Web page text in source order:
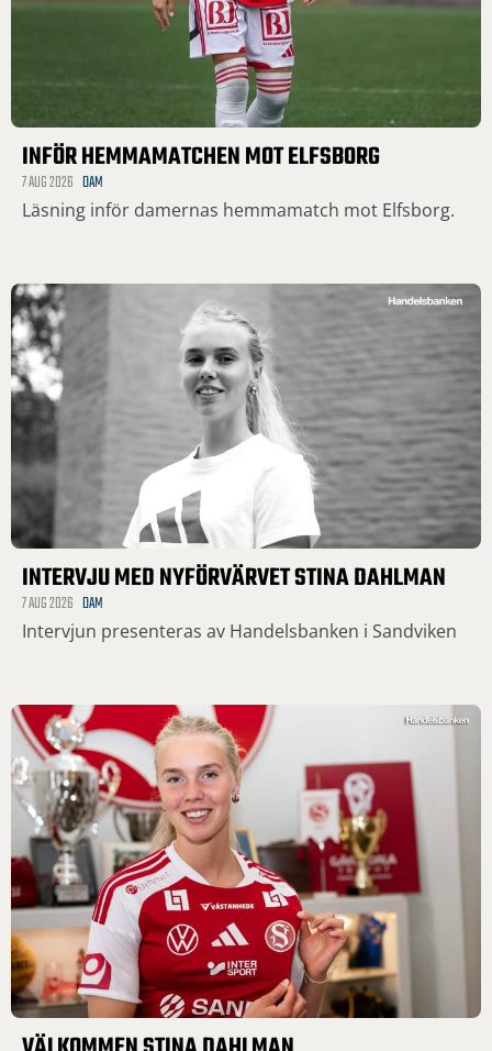
INFÖR HEMMAMATCHEN MOT ELFSBORG
7 AUG 2026 DAM
Läsning inför damernas hemmamatch mot Elfsborg.
INTERVJU MED NYFÖRVÄRVET STINA DAHLMAN
7 AUG 2026 DAM
Intervjun presenteras av Handelsbanken i Sandviken